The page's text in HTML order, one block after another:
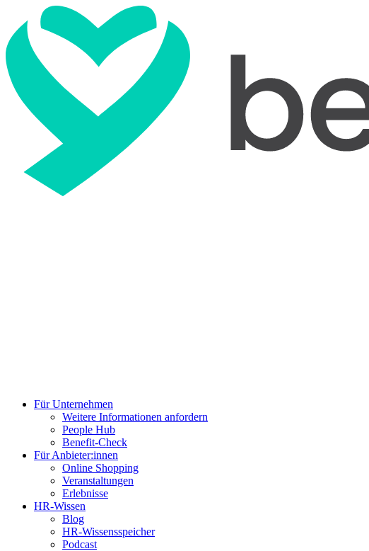
Für Unternehmen
Weitere Informationen anfordern
People Hub
Benefit-Check
Für Anbieter:innen
Online Shopping
Veranstaltungen
Erlebnisse
HR-Wissen
Blog
HR-Wissensspeicher
Podcast